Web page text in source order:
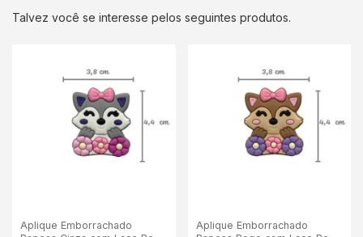
Talvez você se interesse pelos seguintes produtos.
Aplique Emborrachado
Aplique Emborrachado